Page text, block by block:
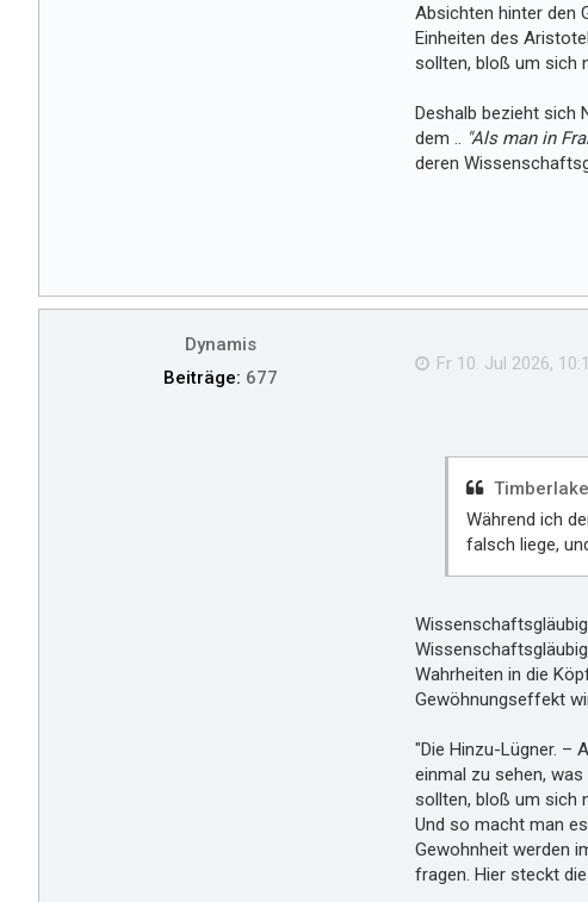
Absichten hinter den
Einheiten des
sollten, bloß um sich
Deshalb bezieht sich
dem ..
"Als man in
deren
Dynamis
Beiträge: 677
Fr 10. Jul 2026,
Timberlake
Während ich
falsch liege,
Wahrheiten in die
Gewöhnungseffekt
"Die Hinzu-Lügner. –
einmal zu sehen,
sollten, bloß um sich
Und so macht man
Gewohnheit werden
fragen. Hier steckt